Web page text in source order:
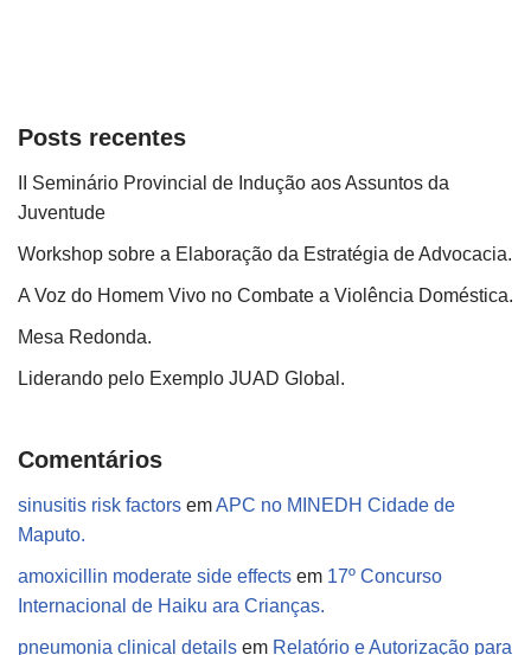
Posts recentes
II Seminário Provincial de Indução aos Assuntos da
Juventude
Workshop sobre a Elaboração da Estratégia de Advocacia.
A Voz do Homem Vivo no Combate a Violência Doméstica.
Mesa Redonda.
Liderando pelo Exemplo JUAD Global.
Comentários
sinusitis risk factors emAPC no MINEDH Cidade de
Maputo.
amoxicillin moderate side effects em 17º Concurso
Internacional de Haiku ara Crianças.
pneumonia clinical details em Relatório e Autorização para